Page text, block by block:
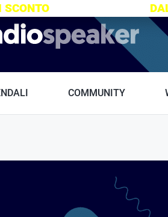
Radiospeaker.it
COMMUNITY